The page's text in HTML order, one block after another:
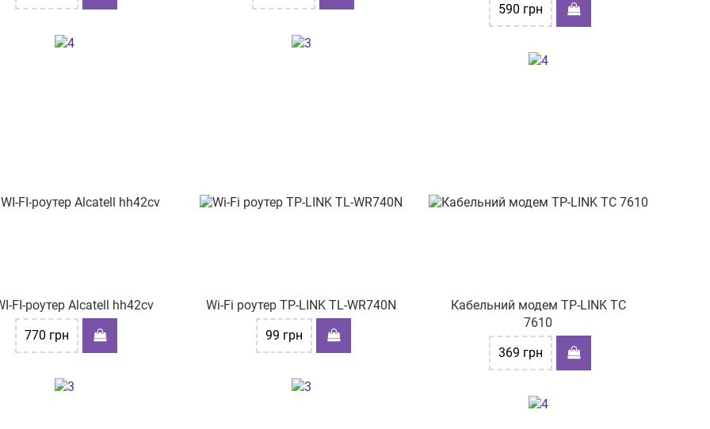
590 грн
FI-роутер Alcatell hh42cv
770 грн
Wi-Fi роутер TP-LINK TL-WR740N
99 грн
Кабельний модем TP-LINK TC
7610
369 грн